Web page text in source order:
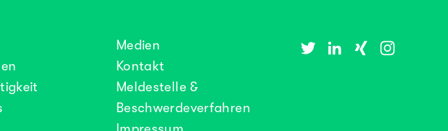
Medien
Kontakt
Meldestelle &
Beschwerdeverfahren